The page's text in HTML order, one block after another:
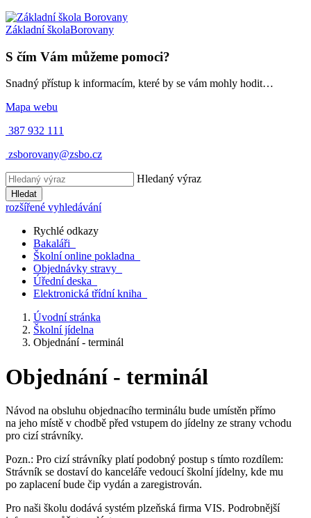
Základní školaBorovany
S čím Vám můžeme pomoci?
Snadný přístup k informacím, které by se vám mohly hodit…
Mapa webu
387 932 111
zsborovany@zsbo.cz
Hledaný výraz
Hledat
rozšířené vyhledávání
Rychlé odkazy
Bakaláři
Školní online pokladna
Objednávky stravy
Úřední deska
Elektronická třídní kniha
Úvodní stránka
Školní jídelna
Objednání - terminál
Objednání - terminál
Návod na obsluhu objednacího terminálu bude umístěn přímo
na jeho místě v chodbě před vstupem do jídelny ze strany vchodu
pro cizí strávníky.
Pozn.: Pro cizí strávníky platí podobný postup s tímto rozdílem:
Strávník se dostaví do kanceláře vedoucí školní jídelny, kde mu
po zaplacení bude čip vydán a zaregistrován.
Pro naši školu dodává systém plzeňská firma VIS. Podrobnější